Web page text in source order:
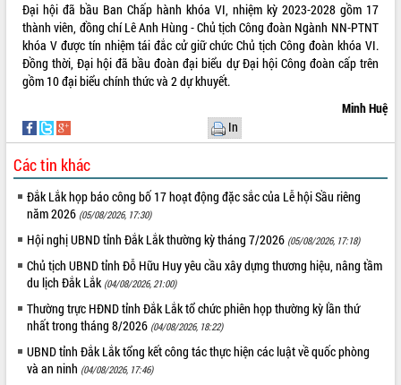
Đại hội đã bầu Ban Chấp hành khóa VI, nhiệm kỳ 2023-2028 gồm 17
thành viên, đồng chí Lê Anh Hùng - Chủ tịch Công đoàn Ngành NN-PTNT
khóa V được tín nhiệm tái đắc cử giữ chức Chủ tịch Công đoàn khóa VI.
Đồng thời, Đại hội đã bầu đoàn đại biểu dự Đại hội Công đoàn cấp trên
gồm 10 đại biểu chính thức và 2 dự khuyết.
Minh Huệ
In
Các tin khác
Đắk Lắk họp báo công bố 17 hoạt động đặc sắc của Lễ hội Sầu riêng
năm 2026 (05/08/2026, 17:30)
Hội nghị UBND tỉnh Đắk Lắk thường kỳ tháng 7/2026 (05/08/2026, 17:18)
Chủ tịch UBND tỉnh Đỗ Hữu Huy yêu cầu xây dựng thương hiệu, nâng tầm
du lịch Đắk Lắk (04/08/2026, 21:00)
Thường trực HĐND tỉnh Đắk Lắk tổ chức phiên họp thường kỳ lần thứ
nhất trong tháng 8/2026 (04/08/2026, 18:22)
UBND tỉnh Đắk Lắk tổng kết công tác thực hiện các luật về quốc phòng
và an ninh (04/08/2026, 17:46)